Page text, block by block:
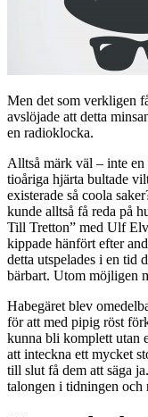
Men det som verkligen
avslöjade att detta
en radioklocka.
Alltså märk väl – inte
tioåriga hjärta bultade
existerade så coola
kunde alltså få reda på
Till Tretton” med Ulf
kippade hänfört efter
detta utspelades i en tid
bärbart. Utom möjligen
Habegäret blev
för att med pipig röst
kunna bli komplett utan
att inteckna ett mycket
till slut få dem att säga
talongen i tidningen och